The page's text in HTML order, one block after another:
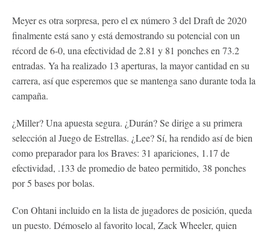
Meyer es otra sorpresa, pero el ex número 3 del Draft de 2020
finalmente está sano y está demostrando su potencial con un
récord de 6-0, una efectividad de 2.81 y 81 ponches en 73.2
entradas. Ya ha realizado 13 aperturas, la mayor cantidad en su
carrera, así que esperemos que se mantenga sano durante toda la
campaña.
¿Miller? Una apuesta segura. ¿Durán? Se dirige a su primera
selección al Juego de Estrellas. ¿Lee? Sí, ha rendido así de bien
como preparador para los Braves: 31 apariciones, 1.17 de
efectividad, .133 de promedio de bateo permitido, 38 ponches
por 5 bases por bolas.
Con Ohtani incluido en la lista de jugadores de posición, queda
un puesto. Démoselo al favorito local, Zack Wheeler, quien